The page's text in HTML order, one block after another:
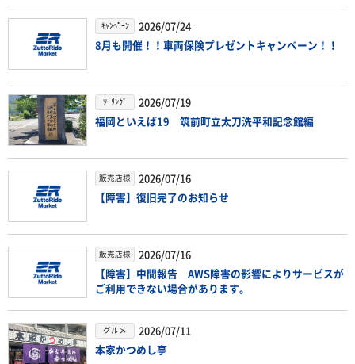
ｷｬﾝﾍﾟｰﾝ
2026/07/24
8月も開催！！車両保険プレゼントキャンペーン！！
ﾂｰﾘﾝｸﾞ
2026/07/19
福岡といえば19 筑前町立太刀洗平和記念館編
販売店様
2026/07/16
【障害】復旧完了のお知らせ
販売店様
2026/07/16
【障害】中間報告 AWS障害の影響によりサービスが
ご利用できない場合があります。
グルメ
2026/07/11
本家かつめし亭